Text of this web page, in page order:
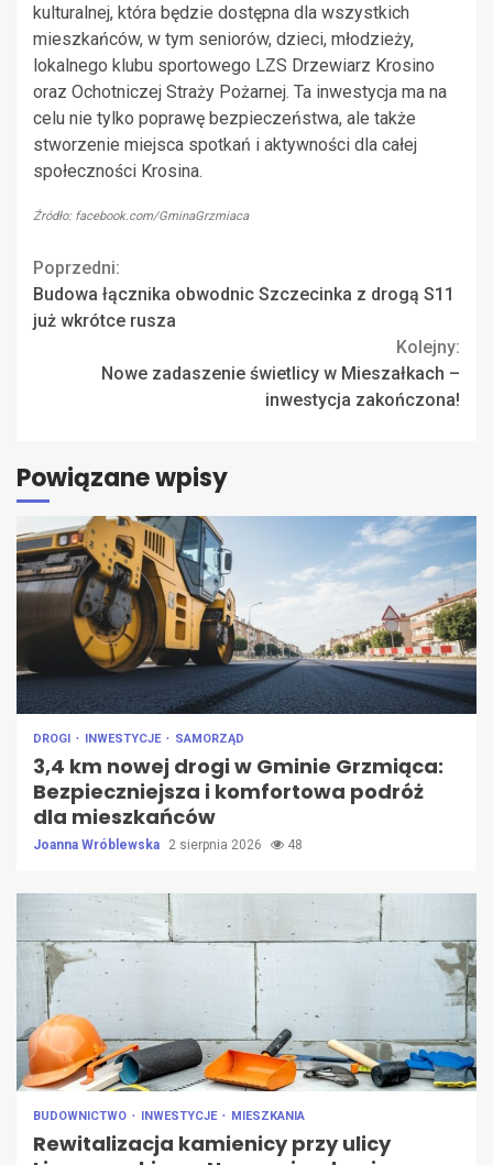
kulturalnej, która będzie dostępna dla wszystkich
mieszkańców, w tym seniorów, dzieci, młodzieży,
lokalnego klubu sportowego LZS Drzewiarz Krosino
oraz Ochotniczej Straży Pożarnej. Ta inwestycja ma na
celu nie tylko poprawę bezpieczeństwa, ale także
stworzenie miejsca spotkań i aktywności dla całej
społeczności Krosina.
Źródło: facebook.com/GminaGrzmiaca
Continue
Reading
Poprzedni:
Budowa łącznika obwodnic Szczecinka z drogą S11
już wkrótce rusza
Kolejny:
Nowe zadaszenie świetlicy w Mieszałkach –
inwestycja zakończona!
Powiązane wpisy
DROGI INWESTYCJE SAMORZĄD
3,4 km nowej drogi w Gminie Grzmiąca:
Bezpieczniejsza i komfortowa podróż
dla mieszkańców
Joanna Wróblewska 2 sierpnia 2026 48
BUDOWNICTWO INWESTYCJE MIESZKANIA
Rewitalizacja kamienicy przy ulicy